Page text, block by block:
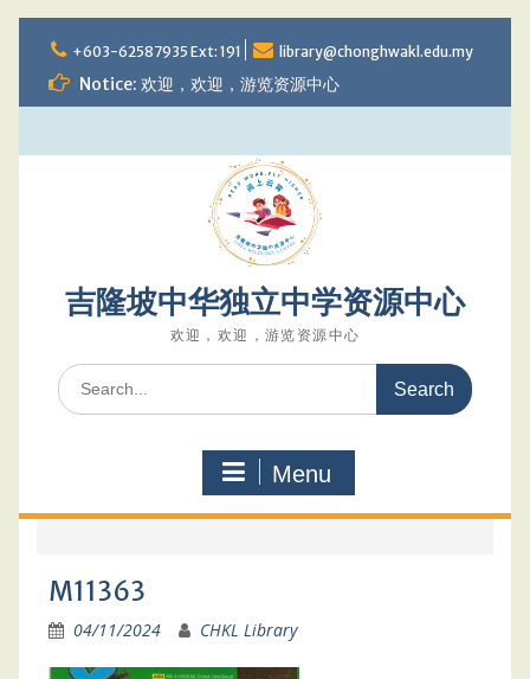
to
content
+603-62587935 Ext: 191 library@chonghwakl.edu.my
Notice: 欢迎，欢迎，游览资源中心
吉隆坡中华独立中学资源中心
欢迎，欢迎，游览资源中心
Search
for:
Menu
M11363
04/11/2024 CHKL Library